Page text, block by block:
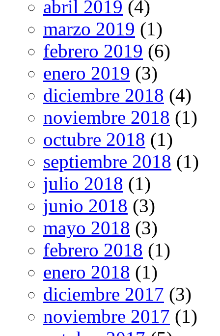
abril 2019 (4)
marzo 2019 (1)
febrero 2019 (6)
enero 2019 (3)
diciembre 2018 (4)
noviembre 2018 (1)
octubre 2018 (1)
septiembre 2018 (1)
julio 2018 (1)
junio 2018 (3)
mayo 2018 (3)
febrero 2018 (1)
enero 2018 (1)
diciembre 2017 (3)
noviembre 2017 (1)